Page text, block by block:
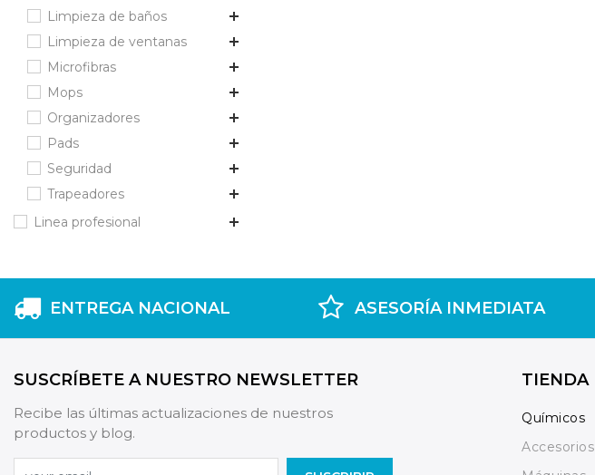
Limpieza de baños
Limpieza de ventanas
Microfibras
Mops
Organizadores
Pads
Seguridad
Trapeadores
Linea profesional
ENTREGA NACIONAL ASESORÍA INMEDIATA
SUSCRÍBETE A NUESTRO NEWSLETTER
Recibe las últimas actualizaciones de nuestros
productos y blog.
TIENDA
Químicos
Accesorios